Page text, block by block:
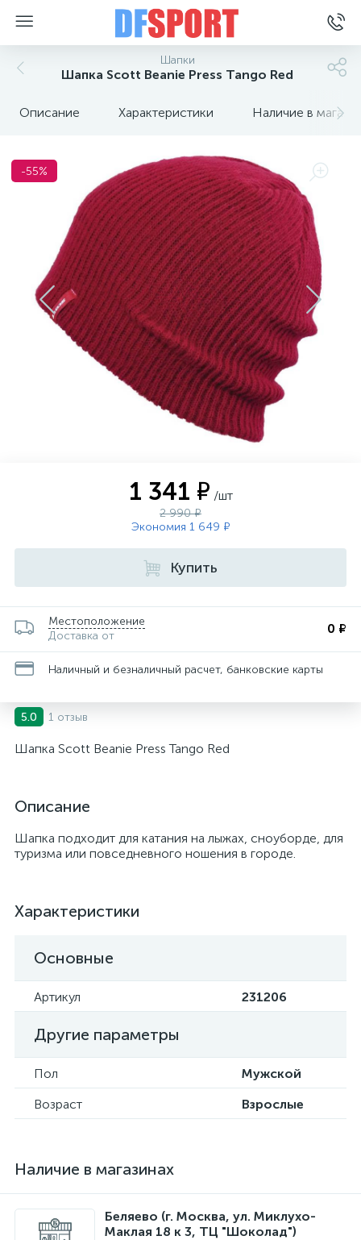
Шапки
Шапка Scott Beanie Press Tango Red
Описание Характеристики Наличие в
-55%
1 341 ₽ /шт
2 990 ₽
Экономия 1 649 ₽
Купить
Местоположение
Доставка от
0 ₽
Наличный и безналичный расчет, банковские карты
5.0 1 отзыв
Шапка Scott Beanie Press Tango Red
Описание
Шапка подходит для катания на лыжах, сноуборде, для
туризма или повседневного ношения в городе.
Характеристики
Основные
Артикул 231206
Другие параметры
Пол
Мужской
Возраст
Взрослые
Наличие в магазинах
Беляево (г. Москва, ул. Миклухо-
Маклая 18 к 3, ТЦ "Шоколад")